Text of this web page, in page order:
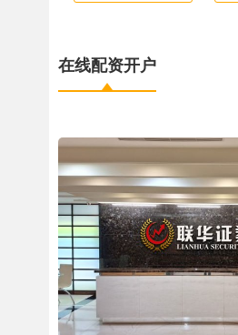
在线配资开户